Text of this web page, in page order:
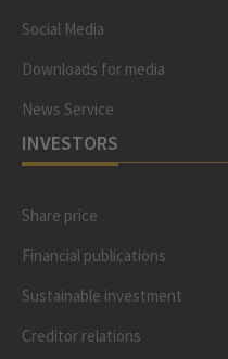
Social Media
Downloads for media
News Service
INVESTORS
Share price
Financial publications
Sustainable investment
Creditor relations